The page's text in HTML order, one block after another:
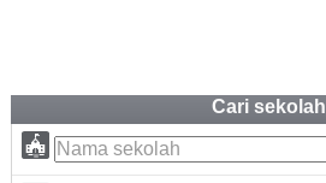
Cari sekolah